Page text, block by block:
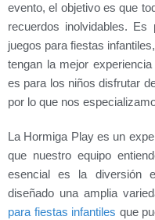
evento, el objetivo es que
recuerdos inolvidables.
juegos para fiestas
tengan la mejor
es para los niños disfrutar
por lo que nos
La Hormiga Play es un
que nuestro equipo
esencial es la diversión
diseñado una amplia
para fiestas infantiles que